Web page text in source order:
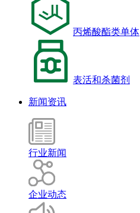
丙烯酸酯类单体
表活和杀菌剂
新闻资讯
行业新闻
企业动态